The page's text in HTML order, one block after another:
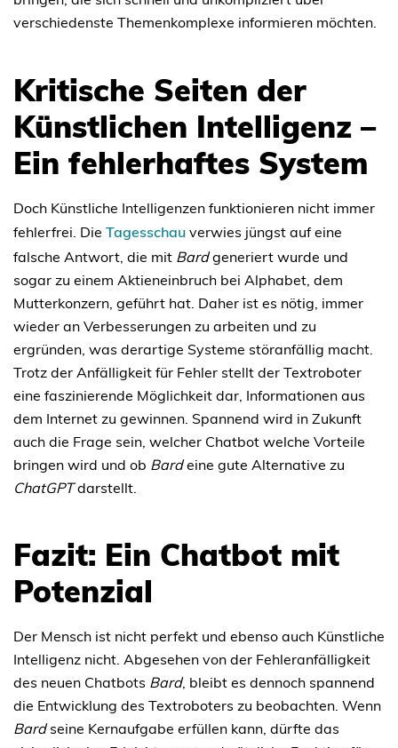
verschiedenste Themenkomplexe informieren möchten.
Kritische Seiten der
Künstlichen Intelligenz –
Ein fehlerhaftes System
Doch Künstliche Intelligenzen funktionieren nicht immer
fehlerfrei. Die Tagesschau verwies jüngst auf eine
falsche Antwort, die mit Bardgeneriert wurde und
sogar zu einem Aktieneinbruch bei Alphabet, dem
Mutterkonzern, geführt hat. Daher ist es nötig, immer
wieder an Verbesserungen zu arbeiten und zu
ergründen, was derartige Systeme störanfällig macht.
Trotz der Anfälligkeit für Fehler stellt der Textroboter
eine faszinierende Möglichkeit dar, Informationen aus
dem Internet zu gewinnen. Spannend wird in Zukunft
auch die Frage sein, welcher Chatbot welche Vorteile
bringen wird und ob Bardeine gute Alternative zu
ChatGPTdarstellt.
Fazit: Ein Chatbot mit
Potenzial
Der Mensch ist nicht perfekt und ebenso auch Künstliche
Intelligenz nicht. Abgesehen von der Fehleranfälligkeit
des neuen Chatbots Bard, bleibt es dennoch spannend
die Entwicklung des Textroboters zu beobachten. Wenn
Bardseine Kernaufgabe erfüllen kann, dürfte das